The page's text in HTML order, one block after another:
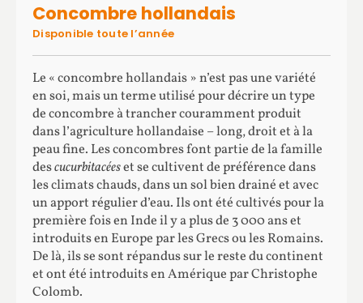
Concombre hollandais
Disponible toute l’année
Le « concombre hollandais » n’est pas une variété
en soi, mais un terme utilisé pour décrire un type
de concombre à trancher couramment produit
dans l’agriculture hollandaise – long, droit et à la
peau fine. Les concombres font partie de la famille
descucurbitacéeset se cultivent de préférence dans
les climats chauds, dans un sol bien drainé et avec
un apport régulier d’eau. Ils ont été cultivés pour la
première fois en Inde il y a plus de 3 000 ans et
introduits en Europe par les Grecs ou les Romains.
De là, ils se sont répandus sur le reste du continent
et ont été introduits en Amérique par Christophe
Colomb.